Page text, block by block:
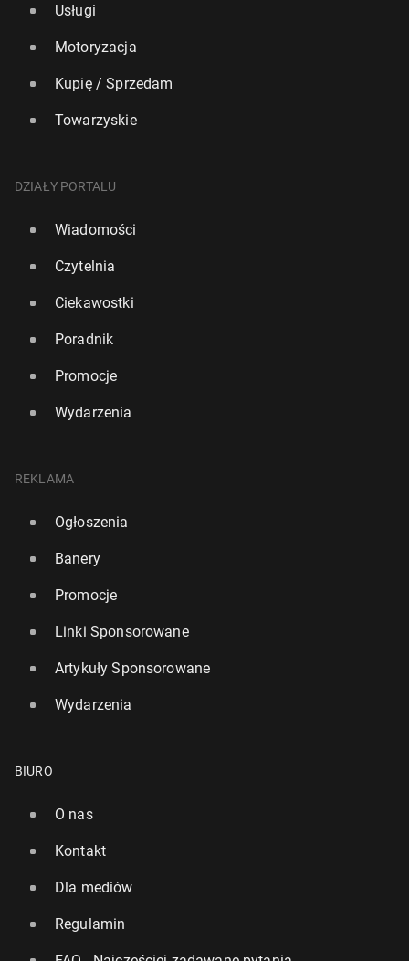
Usługi
Motoryzacja
Kupię / Sprzedam
Towarzyskie
DZIAŁY PORTALU
Wiadomości
Czytelnia
Ciekawostki
Poradnik
Promocje
Wydarzenia
REKLAMA
Ogłoszenia
Banery
Promocje
Linki Sponsorowane
Artykuły Sponsorowane
Wydarzenia
BIURO
O nas
Kontakt
Dla mediów
Regulamin